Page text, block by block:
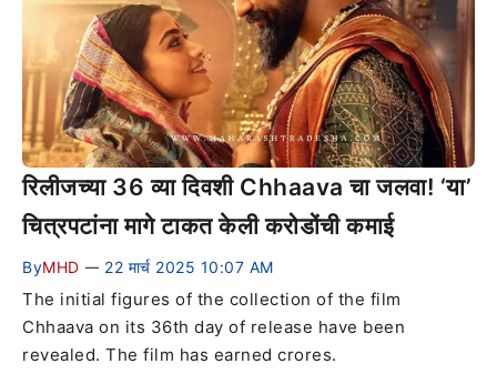
रिलीजच्या 36 व्या दिवशी Chhaava चा जलवा! ‘या’
चित्रपटांना मागे टाकत केली करोडोंची कमाई
ByMHD — 22 मार्च 2025 10:07 AM
The initial figures of the collection of the film
Chhaava on its 36th day of release have been
revealed. The film has earned crores.